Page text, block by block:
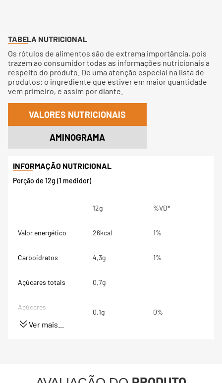
TABELA NUTRICIONAL
Os rótulos de alimentos são de extrema importância, pois
trazem ao consumidor todas as informações nutricionais a
respeito do produto. De uma atenção especial na lista de
produtos: o ingrediente que estiver em maior quantidade
vem primeiro, e assim por diante.
VALORES NUTRICIONAIS
AMINOGRAMA
Porção de 12g (1 medidor)
12g %VD*
Valor energético 26kcal 1%
Carboidratos 4,3g 1%
Açúcares totais 0,7g
Açúcares
0,1g 0%
Ver mais...